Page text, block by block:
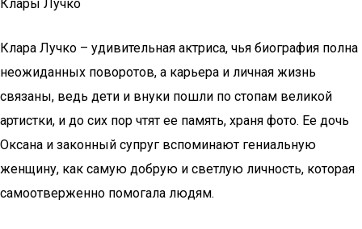
Клары Лучко
Клара Лучко – удивительная актриса, чья биография полна
неожиданных поворотов, а карьера и личная жизнь
связаны, ведь дети и внуки пошли по стопам великой
артистки, и до сих пор чтят ее память, храня фото. Ее дочь
Оксана и законный супруг вспоминают гениальную
женщину, как самую добрую и светлую личность, которая
самоотверженно помогала людям.